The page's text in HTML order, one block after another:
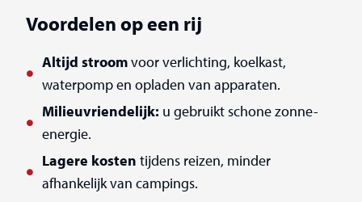
Voordelen op een rij
Altijd stroomvoor verlichting, koelkast,
waterpomp en opladen van apparaten.
Milieuvriendelijk: u gebruikt schone zonne-
energie.
Lagere kosten tijdens reizen, minder
afhankelijk van campings.